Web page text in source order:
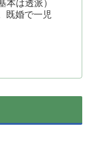
本は透派）
既婚で一児